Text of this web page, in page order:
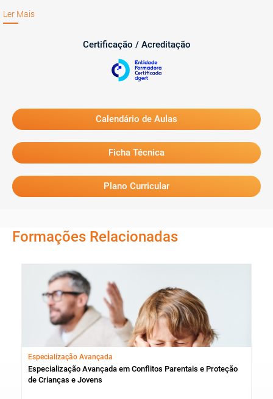
Ler Mais
Certificação / Acreditação
Calendário de Aulas
Ficha Técnica
Plano Curricular
Formações Relacionadas
Especialização Avançada
Especialização Avançada em Conflitos Parentais e Proteção
de Crianças e Jovens